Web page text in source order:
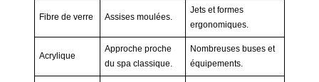
Fibre de verre Assises moulées.
Jets et formes
ergonomiques.
Acrylique
Approche proche
du spa classique.
Nombreuses buses et
équipements.